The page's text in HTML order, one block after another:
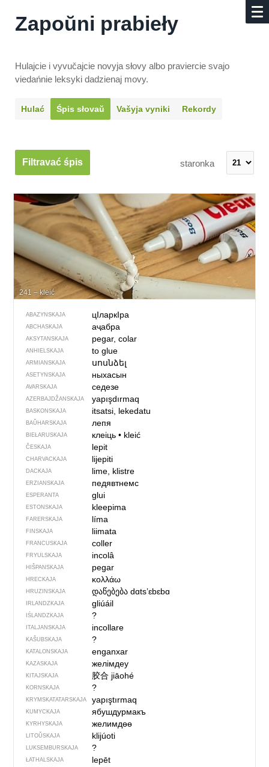
Zapoŭni prabieły
Hulajcie i vyvučajcie novyja słovy albo praviercie svajo
viedańnie leksyki dadzienaj movy.
Hulać Śpis słovaŭ Vašyja vyniki Rekordy
Filtravać śpis staronka
241 – kleić
ABAZYNSKAJA цIларкIра
ABCHASKAJA аҷабра
AKSYTANSKAJA pegar, colar
ANHIELSKAJA to glue
ARMIANSKAJA սոսնձել
ASETYNSKAJA ныхасын
AVARSKAJA седезе
AZERBAJDŽAN­SKAJA yapışdırmaq
BASKONSKAJA itsatsi, lekedatu
BAŬHARSKAJA лепя
BIEŁARUSKAJA клеіць• kleić
ČESKAJA lepit
CHARVACKAJA lijepiti
DACKAJA lime, klistre
ERZIANSKAJA педявтнемс
ESPERANTA glui
ESTONSKAJA kleepima
FARERSKAJA líma
FINSKAJA liimata
FRANCUSKAJA coller
FRYULSKAJA incolâ
HIŠPANSKAJA pegar
HRECKAJA κολλάω
HRUZINSKAJA დაწებებაdɑtsʼɛbɛbɑ
IRLANDZKAJA gliúáil
IŚLANDZKAJA ?
ITALJANSKAJA incollare
KAŠUBSKAJA ?
KATALONSKAJA enganxar
KAZASKAJA желімдеу
KITAJSKAJA 胶合 jiāohé
KORNSKAJA ?
KRYMSKA­TATARSKAJA yapıştırmaq
KUMYCKAJA ябушдурмакъ
KYRHYSKAJA желимдөө
LITOŬSKAJA klijúoti
LUKSEMBURSKAJA ?
ŁATHALSKAJA lepēt